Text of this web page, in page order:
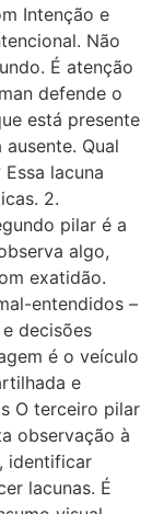
Intenção e
Não
É atenção
defende o
está presente
Qual
lacuna
2.
pilar é a
algo,
exatidão.
entendidos –
decisões
é o veículo
e
O terceiro pilar
observação à
identificar
lacunas. É